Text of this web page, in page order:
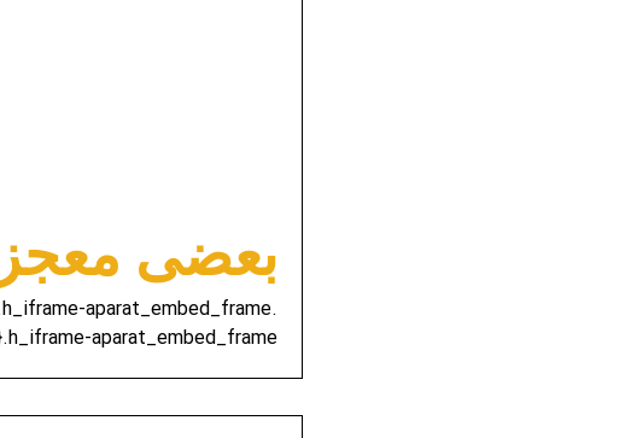
بعضی
aparat_embed_frame
aparat_embed_frame ...